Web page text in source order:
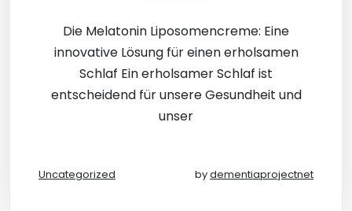
Die Melatonin Liposomencreme: Eine
innovative Lösung für einen erholsamen
Schlaf Ein erholsamer Schlaf ist
entscheidend für unsere Gesundheit und
unser
Uncategorized bydementiaprojectnet